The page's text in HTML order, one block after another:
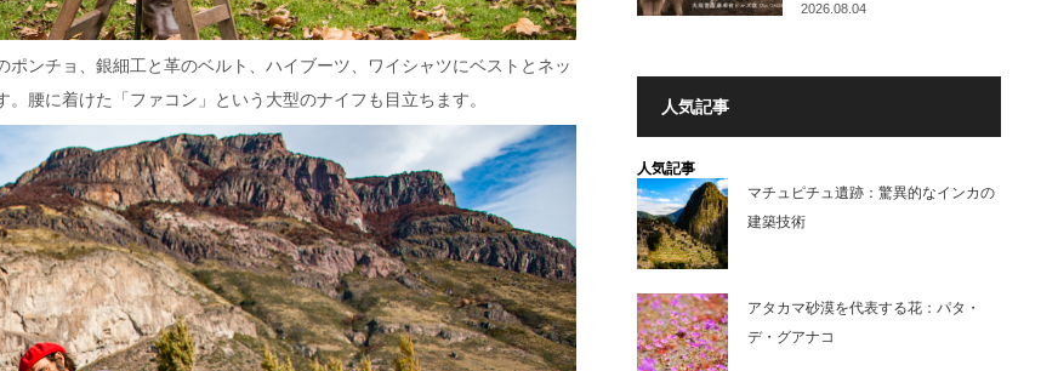
ンチョ、銀細工と革のベルト、ハイブーツ、ワイシャツにベストとネッ
腰に着けた「ファコン」という大型のナイフも目立ちます。
2026.08.04
人気記事
人気記事
マチュピチュ遺跡：驚異的なインカの
建築技術
アタカマ砂漠を代表する花：パタ・
デ・グアナコ